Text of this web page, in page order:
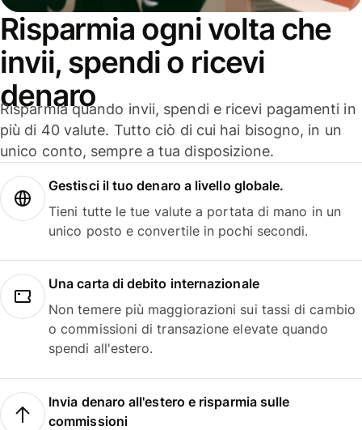
Risparmia ogni volta che
invii, spendi o ricevi
denaro
Risparmia quando invii, spendi e ricevi pagamenti in
più di 40 valute. Tutto ciò di cui hai bisogno, in un
unico conto, sempre a tua disposizione.
Gestisci il tuo denaro a livello globale.
Tieni tutte le tue valute a portata di mano in un
unico posto e convertile in pochi secondi.
Una carta di debito internazionale
Non temere più maggiorazioni sui tassi di cambio
o commissioni di transazione elevate quando
spendi all'estero.
Invia denaro all'estero e risparmia sulle
commissioni